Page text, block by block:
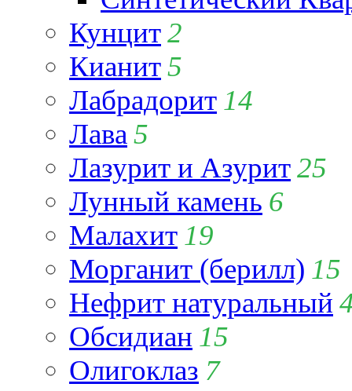
Кунцит2
Кианит5
Лабрадорит 14
Лава 5
Лазурит и Азурит25
Лунный камень 6
Малахит 19
Морганит (берилл) 15
Нефрит натуральный
Обсидиан 15
Олигоклаз 7